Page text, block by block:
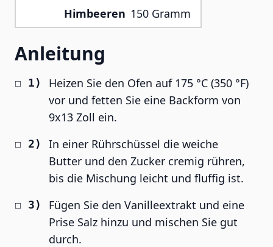
Himbeeren 150 Gramm
Anleitung
Heizen Sie den Ofen auf 175 °C (350 °F)
vor und fetten Sie eine Backform von
9x13 Zoll ein.
In einer Rührschüssel die weiche
Butter und den Zucker cremig rühren,
bis die Mischung leicht und fluffig ist.
Fügen Sie den Vanilleextrakt und eine
Prise Salz hinzu und mischen Sie gut
durch.